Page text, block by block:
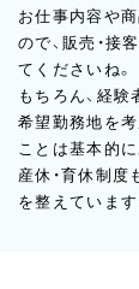
お仕事内容や
ので、販売・接
てくださいね。
もちろん、経
希望勤務地を
ことは基本的に
産休・育休制
を整えています